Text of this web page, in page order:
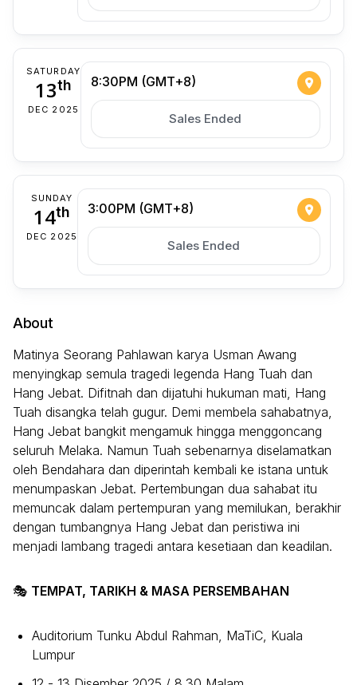
SATURDAY
13th
DEC 2025
8:30PM (GMT+8)
Sales Ended
SUNDAY
14th
DEC 2025
3:00PM (GMT+8)
Sales Ended
About
Matinya Seorang Pahlawan karya Usman Awang
menyingkap semula tragedi legenda Hang Tuah dan
Hang Jebat. Difitnah dan dijatuhi hukuman mati, Hang
Tuah disangka telah gugur. Demi membela sahabatnya,
Hang Jebat bangkit mengamuk hingga menggoncang
seluruh Melaka. Namun Tuah sebenarnya diselamatkan
oleh Bendahara dan diperintah kembali ke istana untuk
menumpaskan Jebat. Pertembungan dua sahabat itu
memuncak dalam pertempuran yang memilukan, berakhir
dengan tumbangnya Hang Jebat dan peristiwa ini
menjadi lambang tragedi antara kesetiaan dan keadilan.
🎭 TEMPAT, TARIKH & MASA PERSEMBAHAN
Auditorium Tunku Abdul Rahman, MaTiC, Kuala
Lumpur